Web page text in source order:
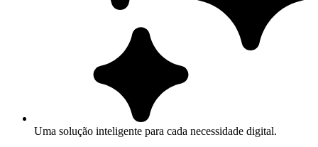
Uma solução inteligente para cada necessidade digital.